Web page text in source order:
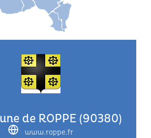
de ROPPE (90380)
www.roppe.fr